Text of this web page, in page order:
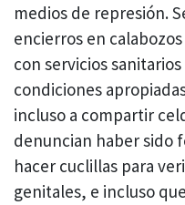
medios de represión.
encierros en
con servicios
condiciones
incluso a compartir
denuncian haber sido
hacer cuclillas para
genitales, e incluso